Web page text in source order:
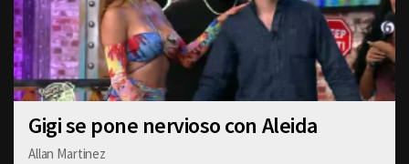
Gigi se pone nervioso con Aleida
Allan Martinez